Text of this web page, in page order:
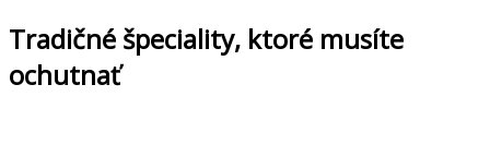
Tradičné špeciality, ktoré musíte
ochutnať